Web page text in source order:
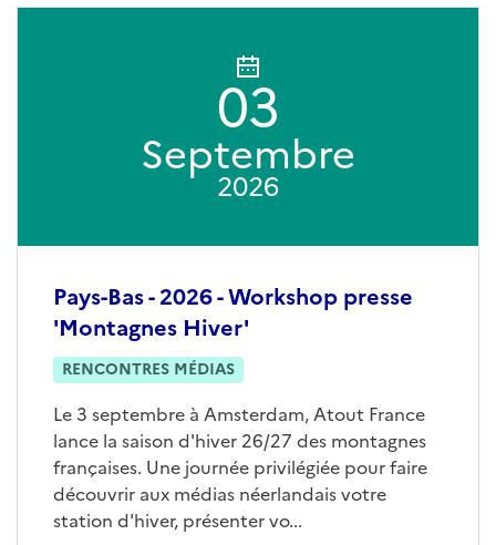
Pays-Bas - 2026 - Workshop presse
'Montagnes Hiver'
RENCONTRES MÉDIAS
Le 3 septembre à Amsterdam, Atout France
lance la saison d'hiver 26/27 des montagnes
françaises. Une journée privilégiée pour faire
découvrir aux médias néerlandais votre
station d'hiver, présenter vo...
03
Septembre
2026